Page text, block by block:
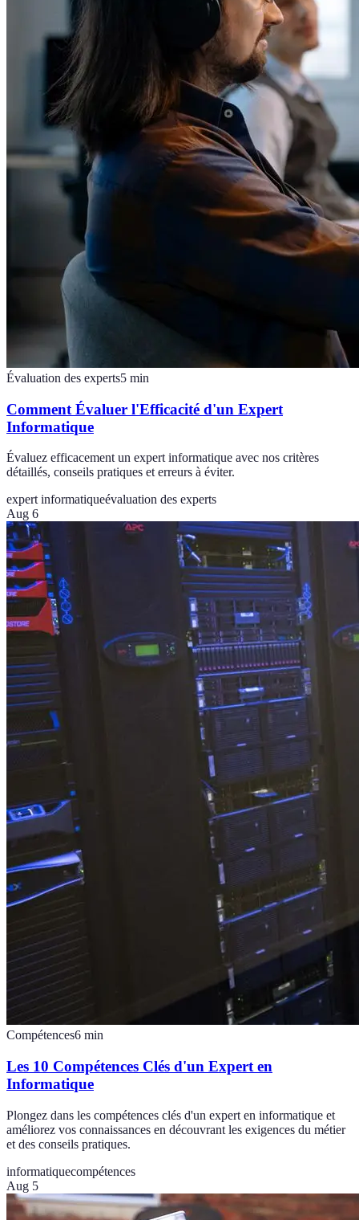
Évaluation des experts5 min
Comment Évaluer l'Efficacité d'un Expert
Informatique
Évaluez efficacement un expert informatique avec nos critères
détaillés, conseils pratiques et erreurs à éviter.
expert informatiqueévaluation des experts
Aug 6
Compétences6 min
Les 10 Compétences Clés d'un Expert en
Informatique
Plongez dans les compétences clés d'un expert en informatique et
améliorez vos connaissances en découvrant les exigences du métier
et des conseils pratiques.
informatiquecompétences
Aug 5